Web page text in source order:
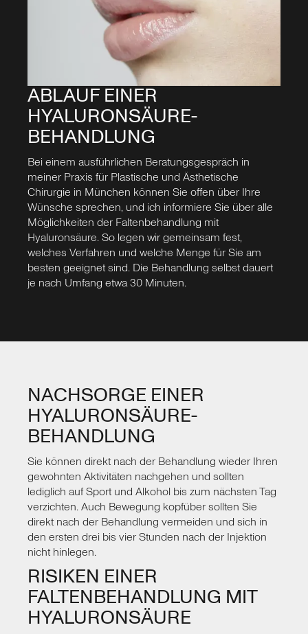
ABLAUF EINER
HYALURONSÄURE-
BEHANDLUNG
Bei einem ausführlichen Beratungsgespräch in
meiner Praxis für Plastische und Ästhetische
Chirurgie in München können Sie offen über Ihre
Wünsche sprechen, und ich informiere Sie über alle
Möglichkeiten der Faltenbehandlung mit
Hyaluronsäure. So legen wir gemeinsam fest,
welches Verfahren und welche Menge für Sie am
besten geeignet sind. Die Behandlung selbst dauert
je nach Umfang etwa 30 Minuten.
NACHSORGE EINER
HYALURONSÄURE-
BEHANDLUNG
Sie können direkt nach der Behandlung wieder Ihren
gewohnten Aktivitäten nachgehen und sollten
lediglich auf Sport und Alkohol bis zum nächsten Tag
verzichten. Auch Bewegung kopfüber sollten Sie
direkt nach der Behandlung vermeiden und sich in
den ersten drei bis vier Stunden nach der Injektion
nicht hinlegen.
RISIKEN EINER
FALTENBEHANDLUNG MIT
HYALURONSÄURE